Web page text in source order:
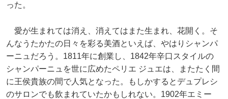
った。
愛が生まれては消え、消えてはまた生まれ、花開く。そ
んなうたかたの日々を彩る美酒といえば、やはりシャンパ
ーニュだろう。1811年に創業し、1842年辛口スタイルの
シャンパーニュを世に広めたペリエ ジュエは、またたく間
に王侯貴族の間で人気となった。もしかするとデュプレシ
のサロンでも飲まれていたかもしれない。1902年エミー